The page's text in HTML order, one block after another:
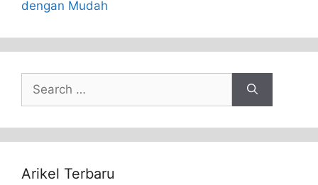
dengan Mudah
Search
for:
Arikel Terbaru